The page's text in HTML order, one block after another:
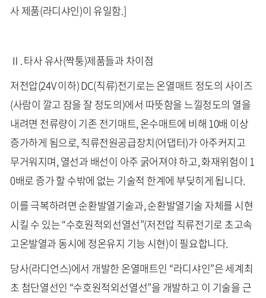
사 제품(라디샤인)이 유일함.]
Ⅱ. 타사 유사(짝퉁)제품들과 차이점
저전압(24V 이하) DC(직류)전기로는 온열매트 정도의 사이즈
(사람이 깔고 잠을 잘 정도의)에서 따뜻함을 느낄정도의 열을
내려면 전류량이 기존 전기매트, 온수매트에 비해 10배 이상
증가하게 됨으로, 직류전원공급장치(어댑터)가 아주커지고
무거워지며, 열선과 배선이 아주 굵어져야 하고, 화재위험이 1
0배로 증가 할 수밖에 없는 기술적 한계에 부딪히게 됩니다.
이를 극복하려면 순환발열기술과, 순환발열기술 자체를 시현
시킬 수 있는 “수호원적외선열선”(저전압 직류전기로 초고속
고온발열과 동시에 정온유지 기능 시현)이 필요합니다.
당사(라디언스)에서 개발한 온열매트인 “라디샤인”은 세계최
초 첨단열선인 “수호원적외선열선”을 개발하고 이 기술을 근